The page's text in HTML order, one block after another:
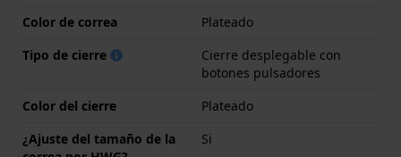
Color de correa
Plateado
Tipo de cierre
Cierre desplegable con
botones pulsadores
Color del cierre
Plateado
¿Ajuste del tamaño de la
Si